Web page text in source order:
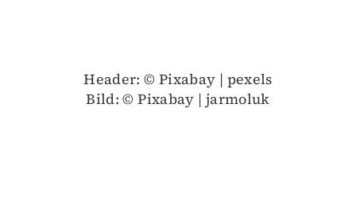
Header: © Pixabay | pexels
Bild: © Pixabay | jarmoluk